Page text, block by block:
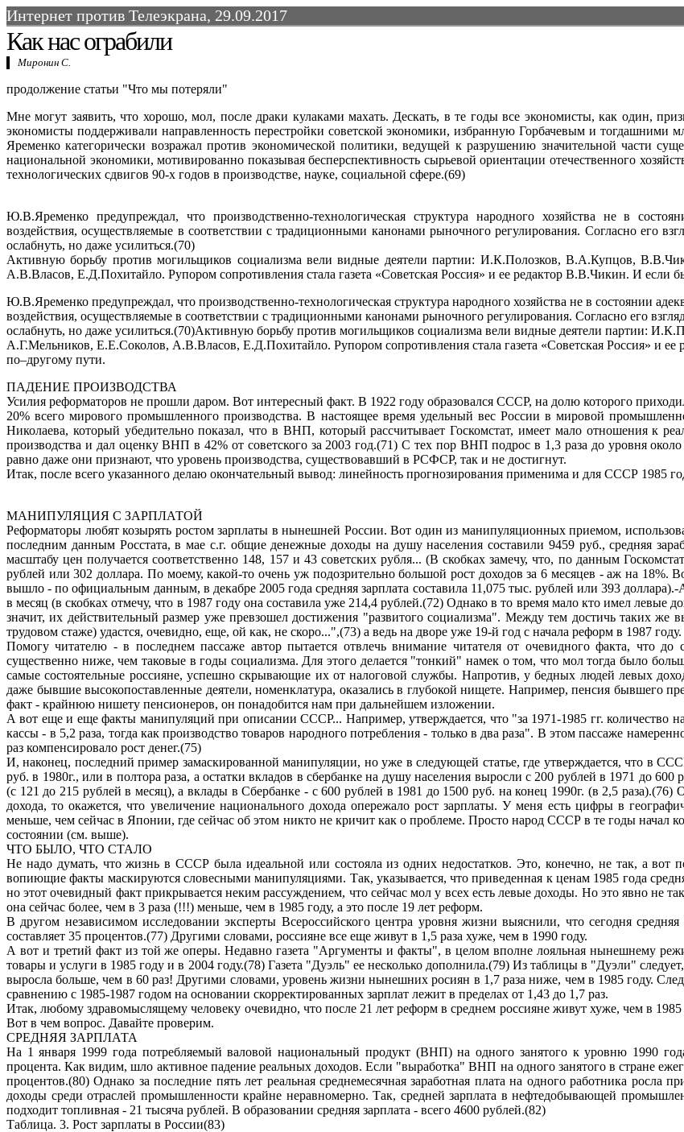
Интернет против Телеэкрана, 29.09.2017
Как нас ограбили
Миронин С.
продолжение статьи "Что мы потеряли"
Мне могут заявить, что хорошо, мол, после драки кулаками махать. Дескать, в те годы все экономисты, как один,
экономисты поддерживали направленность перестройки советской экономики, избранную Горбачевым и тогдашними
Яременко категорически возражал против экономической политики, ведущей к разрушению значительной части
национальной экономики, мотивированно показывая бесперспективность сырьевой ориентации отечественного
технологических сдвигов 90-х годов в производстве, науке, социальной сфере.(69)
Ю.В.Яременко предупреждал, что производственно-технологическая структура народного хозяйства не в
воздействия, осуществляемые в соответствии с традиционными канонами рыночного регулирования. Согласно его
ослабнуть, но даже усилиться.(70)
Активную борьбу против могильщиков социализма вели видные деятели партии: И.К.Полозков, В.А.Купцов,
А.В.Власов, Е.Д.Похитайло. Рупором сопротивления стала газета «Советская Россия» и ее редактор В.В.Чикин. И если
Ю.В.Яременко предупреждал, что производственно-технологическая структура народного хозяйства не в состоянии
воздействия, осуществляемые в соответствии с традиционными канонами рыночного регулирования. Согласно его
ослабнуть, но даже усилиться.(70)Активную борьбу против могильщиков социализма вели видные деятели партии:
А.Г.Мельников, Е.Е.Соколов, А.В.Власов, Е.Д.Похитайло. Рупором сопротивления стала газета «Советская Россия» и
по–другому пути.
ПАДЕНИЕ ПРОИЗВОДСТВА
Усилия реформаторов не прошли даром. Вот интересный факт. В 1922 году образовался СССР, на долю которого
20% всего мирового промышленного производства. В настоящее время удельный вес России в мировой
Николаева, который убедительно показал, что в ВНП, который рассчитывает Госкомстат, имеет мало отношения к
производства и дал оценку ВНП в 42% от советского за 2003 год.(71) С тех пор ВНП подрос в 1,3 раза до уровня
равно даже они признают, что уровень производства, существовавший в РСФСР, так и не достигнут.
Итак, после всего указанного делаю окончательный вывод: линейность прогнозирования применима и для СССР 1985
МАНИПУЛЯЦИЯ С ЗАРПЛАТОЙ
Реформаторы любят козырять ростом зарплаты в нынешней России. Вот один из манипуляционных приемом,
последним данным Росстата, в мае с.г. общие денежные доходы на душу населения составили 9459 руб., средняя
масштабу цен получается соответственно 148, 157 и 43 советских рубля... (В скобках замечу, что, по данным
рублей или 302 доллара. По моему, какой-то очень уж подозрительно большой рост доходов за 6 месяцев - аж на 18%.
вышло - по официальным данным, в декабре 2005 года средняя зарплата составила 11,075 тыс. рублей или 393
в месяц (в скобках отмечу, что в 1987 году она составила уже 214,4 рублей.(72) Однако в то время мало кто имел левые
значит, их действительный размер уже превзошел достижения "развитого социализма". Между тем достичь таких же
трудовом стаже) удастся, очевидно, еще, ой как, не скоро...",(73) а ведь на дворе уже 19-й год с начала реформ в 1987 году.
Помогу читателю - в последнем пассаже автор пытается отвлечь внимание читателя от очевидного факта, что
существенно ниже, чем таковые в годы социализма. Для этого делается "тонкий" намек о том, что мол тогда было
самые состоятельные россияне, успешно скрывающие их от налоговой службы. Напротив, у бедных людей левых
даже бывшие высокопоставленные деятели, номенклатура, оказались в глубокой нищете. Например, пенсия бывшего
факт - крайнюю нишету пенсионеров, он понадобится нам при дальнейшем изложении.
А вот еще и еще факты манипуляций при описании СССР... Например, утверждается, что "за 1971-1985 гг. количество
кассы - в 5,2 раза, тогда как производство товаров народного потребления - только в два раза". В этом пассаже
раз компенсировало рост денег.(75)
И, наконец, последний пример замаскированной манипуляции, но уже в следующей статье, где утверждается, что в
руб. в 1980г., или в полтора раза, а остатки вкладов в сбербанке на душу населения выросли с 200 рублей в 1971 до
(с 121 до 215 рублей в месяц), а вклады в Сбербанке - с 600 рублей в 1981 до 1500 руб. на конец 1990г. (в 2,5 раза).(76)
дохода, то окажется, что увеличение национального дохода опережало рост зарплаты. У меня есть цифры в
меньше, чем сейчас в Японии, где сейчас об этом никто не кричит как о проблеме. Просто народ СССР в те годы
состоянии (см. выше).
ЧТО БЫЛО, ЧТО СТАЛО
Не надо думать, что жизнь в СССР была идеальной или состояла из одних недостатков. Это, конечно, не так, а
вопиющие факты маскируются словесными манипуляциями. Так, указывается, что приведенная к ценам 1985 года
но этот очевидный факт прикрывается неким рассуждением, что сейчас мол у всех есть левые доходы. Но это явно не
она сейчас более, чем в 3 раза (!!!) меньше, чем в 1985 году, а это после 19 лет реформ.
В другом независимом исследовании эксперты Всероссийского центра уровня жизни выяснили, что сегодня
составляет 35 процентов.(77) Другими словами, россияне все еще живут в 1,5 раза хуже, чем в 1990 году.
А вот и третий факт из той же оперы. Недавно газета "Аргументы и факты", в целом вполне лояльная нынешнему
товары и услуги в 1985 году и в 2004 году.(78) Газета "Дуэль" ее несколько дополнила.(79) Из таблицы в "Дуэли"
выросла больше, чем в 60 раз! Другими словами, уровень жизни нынешних росиян в 1,7 раза ниже, чем в 1985 году.
сравнению с 1985-1987 годом на основании скорректированных зарплат лежит в пределах от 1,43 до 1,7 раз.
Итак, любому здравомыслящему человеку очевидно, что после 21 лет реформ в среднем россияне живут хуже, чем в
Вот в чем вопрос. Давайте проверим.
СРЕДНЯЯ ЗАРПЛАТА
На 1 января 1999 года потребляемый валовой национальный продукт (ВНП) на одного занятого к уровню 1990
процента. Как видим, шло активное падение реальных доходов. Если "выработка" ВНП на одного занятого в стране
процентов.(80) Однако за последние пять лет реальная среднемесячная заработная плата на одного работника
доходы среди отраслей промышленности крайне неравномерно. Так, средней зарплата в нефтедобывающей
подходит топливная - 21 тысяча рублей. В образовании средняя зарплата - всего 4600 рублей.(82)
Таблица. 3. Рост зарплаты в России(83)